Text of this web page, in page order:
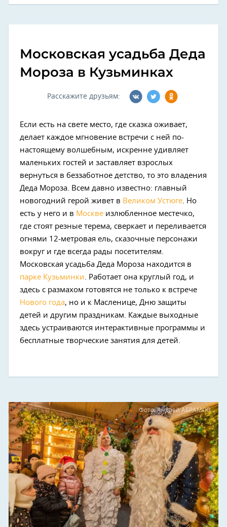
Московская усадьба Деда
Мороза в Кузьминках
Расскажите друзьям:
Если есть на свете место, где сказка оживает,
делает каждое мгновение встречи с ней по-
настоящему волшебным, искренне удивляет
маленьких гостей и заставляет взрослых
вернуться в беззаботное детство, то это владения
Деда Мороза. Всем давно известно: главный
новогодний герой живет в Великом Устюге. Но
есть у него и в Москве излюбленное местечко,
где стоят резные терема, сверкает и переливается
огнями 12-метровая ель, сказочные персонажи
вокруг и где всегда рады посетителям.
Московская усадьба Деда Мороза находится в
парке Кузьминки. Работает она круглый год, и
здесь с размахом готовятся не только к встрече
Нового года, но и к Масленице, Дню защиты
детей и другим праздникам. Каждые выходные
здесь устраиваются интерактивные программы и
бесплатные творческие занятия для детей.
Фото: Андрей АБРАМОВ